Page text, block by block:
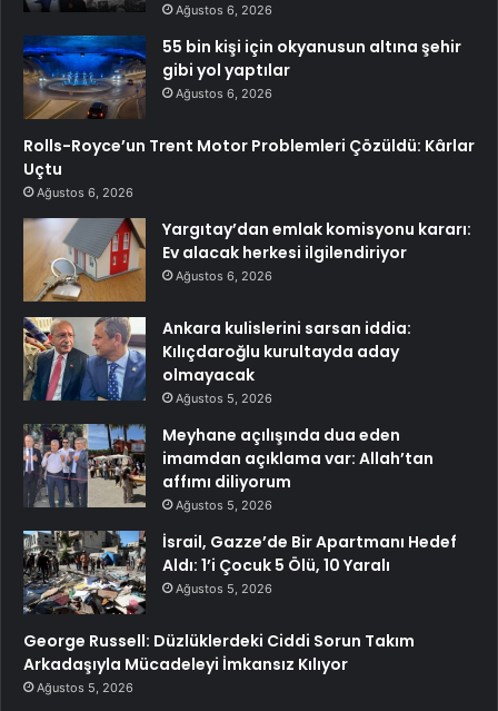
Ağustos 6, 2026
55 bin kişi için okyanusun altına şehir
gibi yol yaptılar
Ağustos 6, 2026
Rolls-Royce’un Trent Motor Problemleri Çözüldü: Kârlar
Uçtu
Ağustos 6, 2026
Yargıtay’dan emlak komisyonu kararı:
Ev alacak herkesi ilgilendiriyor
Ağustos 6, 2026
Ankara kulislerini sarsan iddia:
Kılıçdaroğlu kurultayda aday
olmayacak
Ağustos 5, 2026
Meyhane açılışında dua eden
imamdan açıklama var: Allah’tan
affımı diliyorum
Ağustos 5, 2026
İsrail, Gazze’de Bir Apartmanı Hedef
Aldı: 1’i Çocuk 5 Ölü, 10 Yaralı
Ağustos 5, 2026
George Russell: Düzlüklerdeki Ciddi Sorun Takım
Arkadaşıyla Mücadeleyi İmkansız Kılıyor
Ağustos 5, 2026